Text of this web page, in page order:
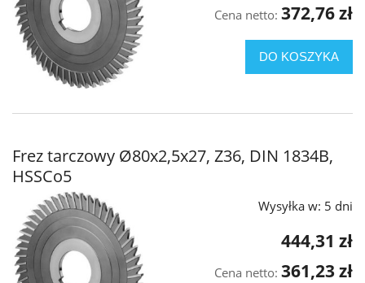
Cena netto: 372,76 zł
DO KOSZYKA
Frez tarczowy Ø80x2,5x27, Z36, DIN 1834B,
HSSCo5
Wysyłka w: 5 dni
444,31 zł
Cena netto: 361,23 zł